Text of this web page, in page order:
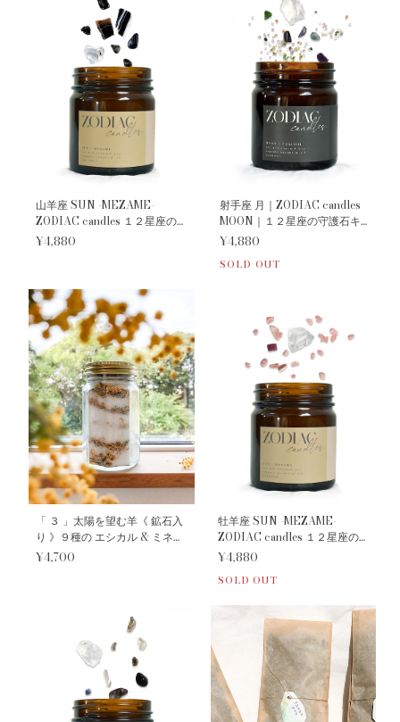
山羊座 SUN -MEZAME-
ZODIAC candles １２星座の
守護石キャンドル
¥4,880
射手座 月｜ZODIAC candles
MOON｜１２星座の守護石キ
ャンドル《 Y U R U S H I 》
¥4,880
SOLD OUT
「 ３ 」太陽を望む羊《 鉱石入
り 》９種の エシカル & ミネラ
ルズ ハーバル バスポプリ｜
¥4,700
牡羊座 SUN -MEZAME-
ZODIAC candles １２星座の
守護石キャンドル
¥4,880
SOLD OUT